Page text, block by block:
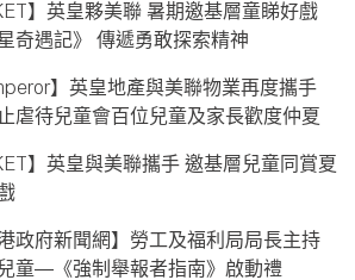
】英皇夥美聯 暑期邀基層童睇好戲
星奇遇記》 傳遞勇敢探索精神
】英皇地產與美聯物業再度攜手
虐待兒童會百位兒童及家長歡度仲夏
】英皇與美聯攜手 邀基層兒童同賞夏
港政府新聞網】勞工及福利局局長主持
童—《強制舉報者指南》啟動禮